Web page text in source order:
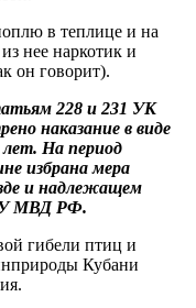
в теплице и на
нее наркотик и
он говорит).
228 и 231 УК
наказание в виде
лет. На период
избрана мера
и надлежащем
МВД РФ.
гибели птиц и
Кубани